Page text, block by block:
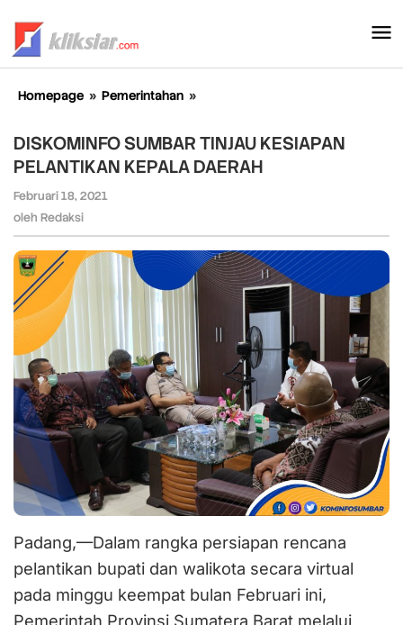
konten
Homepage » Pemerintahan »
TINJAU
KESIAPAN
PELANTIKAN
DISKOMINFO SUMBAR TINJAU KESIAPAN
PELANTIKAN KEPALA DAERAH
Februari 18, 2021
oleh Redaksi
Padang,—Dalam rangka persiapan rencana
pelantikan bupati dan walikota secara virtual
pada minggu keempat bulan Februari ini,
Pemerintah Provinsi Sumatera Barat melalui